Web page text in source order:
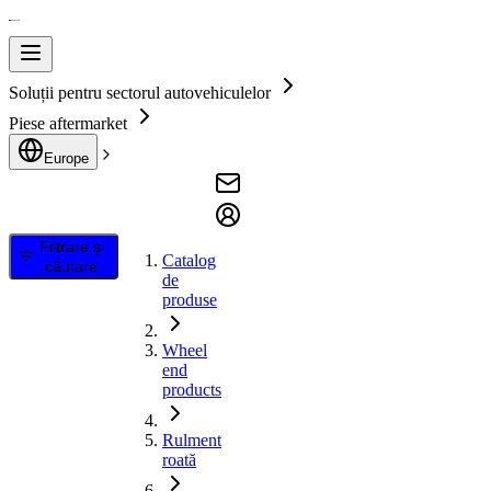
Soluții pentru sectorul autovehiculelor
Piese aftermarket
Europe
Filtrare și
căutare
Catalog
de
produse
Wheel
end
products
Rulment
roată